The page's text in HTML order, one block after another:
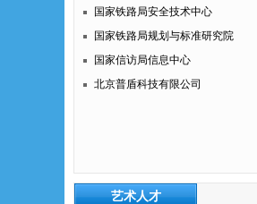
国家铁路局安全技术中心
国家铁路局规划与标准研究院
国家信访局信息中心
北京普盾科技有限公司
艺术人才